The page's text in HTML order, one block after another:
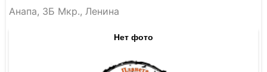
Анапа, 3Б Мкр., Ленина
Нет фото